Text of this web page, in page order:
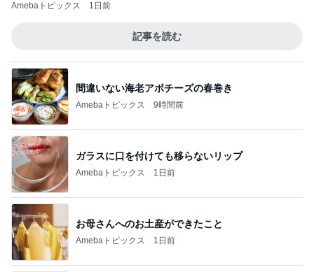
Amebaトピックス 1日前
記事を読む
間違いない海老アボチーズの春巻き
Amebaトピックス 9時間前
ガラスに口を付けても移らないリップ
Amebaトピックス 1日前
お母さんへのお土産ができたこと
Amebaトピックス 1日前